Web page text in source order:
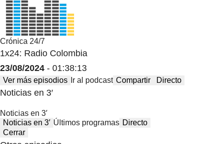
Crónica 24/7
1x24: Radio Colombia
23/08/2024 - 01:38:13
Ver más episodios Ir al podcast Compartir Directo
Noticias en 3′
Noticias en 3′
Noticias en 3′ Últimos programas Directo
Cerrar